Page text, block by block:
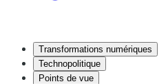
Transformations numériques
Technopolitique
Points de vue